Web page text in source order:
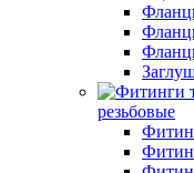
резьбовые